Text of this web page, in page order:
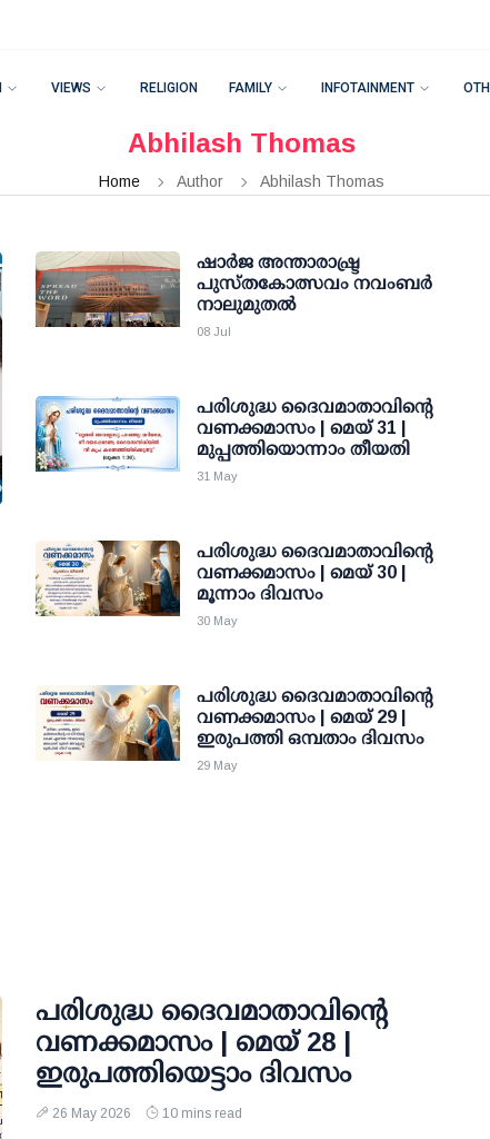
VIEWS RELIGION FAMILY INFOTAINMENT
Abhilash Thomas
Home Author Abhilash Thomas
ഷാർജ അന്താരാഷ്ട്ര
പുസ്തകോത്സവം നവംബർ
നാലുമുതൽ
08 Jul
പരിശുദ്ധ ദൈവമാതാവിന്റെ
വണക്കമാസം | മെയ് 31 |
മുപ്പത്തിയൊന്നാം തീയതി
31 May
പരിശുദ്ധ ദൈവമാതാവിന്റെ
വണക്കമാസം | മെയ് 30 |
മൂന്നാം ദിവസം
30 May
പരിശുദ്ധ ദൈവമാതാവിന്റെ
വണക്കമാസം | മെയ് 29 |
ഇരുപത്തി ഒമ്പതാം ദിവസം
29 May
പരിശുദ്ധ ദൈവമാതാവിന്റെ
വണക്കമാസം | മെയ് 28 |
ഇരുപത്തിയെട്ടാം ദിവസം
26 May 2026 10 mins read